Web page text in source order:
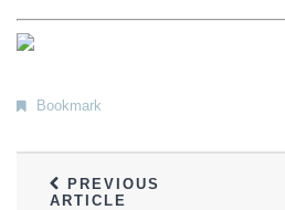
Bookmark
PREVIOUS
ARTICLE